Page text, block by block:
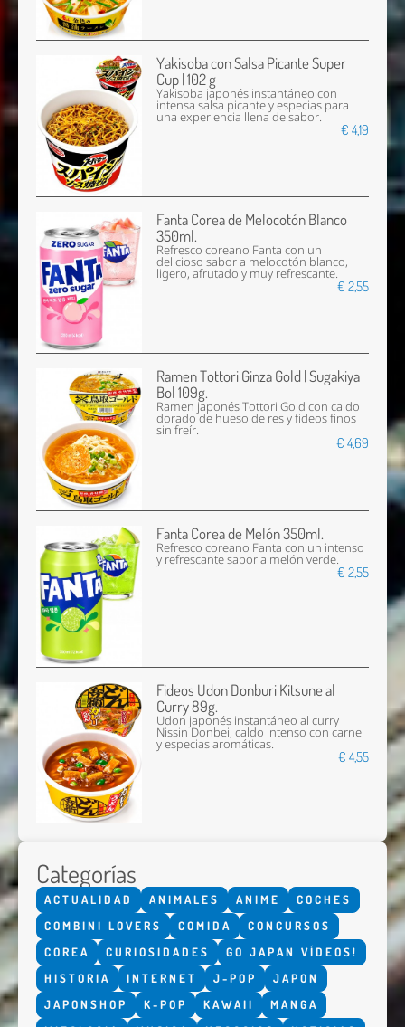
Yakisoba con Salsa Picante Super
Cup | 102 g
Yakisoba japonés instantáneo con
intensa salsa picante y especias para
una experiencia llena de sabor.
€ 4,19
Fanta Corea de Melocotón Blanco
350ml.
Refresco coreano Fanta con un
delicioso sabor a melocotón blanco,
ligero, afrutado y muy refrescante.
€ 2,55
Ramen Tottori Ginza Gold | Sugakiya
Bol 109g.
Ramen japonés Tottori Gold con caldo
dorado de hueso de res y fideos finos
sin freír.
€ 4,69
Fanta Corea de Melón 350ml.
Refresco coreano Fanta con un intenso
y refrescante sabor a melón verde.
€ 2,55
Fideos Udon Donburi Kitsune al
Curry 89g.
Udon japonés instantáneo al curry
Nissin Donbei, caldo intenso con carne
y especias aromáticas.
€ 4,55
Categorías
ACTUALIDAD ANIMALES ANIME
COCHES
COMBINI LOVERS
COMIDA
CONCURSOS
COREA
CURIOSIDADES
GO JAPAN VÍDEOS!
HISTORIA
INTERNET J-POP
JAPON
JAPONSHOP
K-POP KAWAII
MANGA